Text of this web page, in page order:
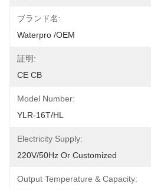
ブランド名:
Waterpro /OEM
証明:
CE CB
Model Number:
YLR-16T/HL
Electricity Supply:
220V/50Hz Or Customized
Output Temperature & Capacity: